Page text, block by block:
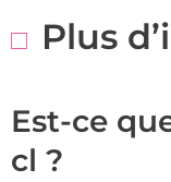
Plus
Est-ce
cl ?